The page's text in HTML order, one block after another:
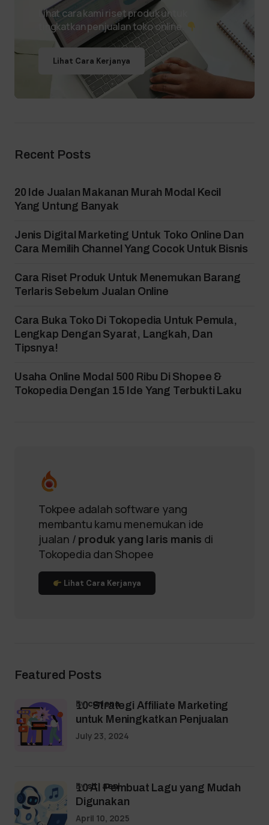
Lihat cara kami riset produk untuk
tingkatkan penjualan toko online.
Lihat Cara Kerjanya
Recent Posts
20 Ide Jualan Makanan Murah Modal Kecil
Yang Untung Banyak
Jenis Digital Marketing Untuk Toko Online Dan
Cara Memilih Channel Yang Cocok Untuk Bisnis
Cara Riset Produk Untuk Menemukan Barang
Terlaris Sebelum Jualan Online
Cara Buka Toko Di Tokopedia Untuk Pemula,
Lengkap Dengan Syarat, Langkah, Dan
Tipsnya!
Usaha Online Modal 500 Ribu Di Shopee &
Tokopedia Dengan 15 Ide Yang Terbukti Laku
Tokpee adalah software yang
membantu kamu menemukan ide
jualan / produk yang laris manis di
Tokopedia dan Shopee
Lihat Cara Kerjanya
Featured Posts
10 Strategi Affiliate Marketing
untuk Meningkatkan Penjualan
bycoriena
July 23, 2024
10 AI Pembuat Lagu yang Mudah
Digunakan
bysiti aeni
April 10, 2025